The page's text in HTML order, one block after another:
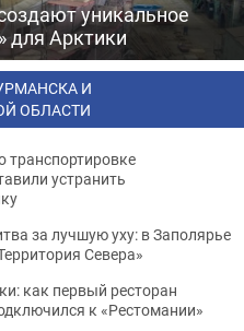
уникальное
для Арктики
И
ОБЛАСТИ
транспортировке
устранить
за лучшую уху: в Заполярье
Севера»
как первый ресторан
к «Рестомании»